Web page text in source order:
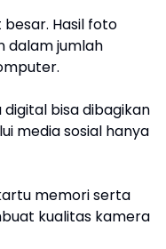
Hasil foto
dalam jumlah
bisa dibagikan
media sosial hanya
memori serta
kualitas kamera